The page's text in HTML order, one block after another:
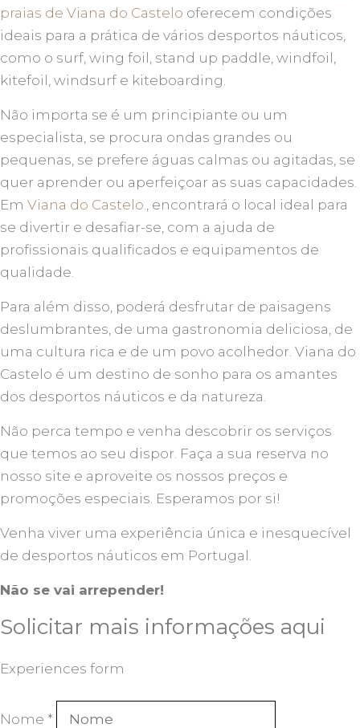
praias de Viana do Castelo oferecem condições
ideais para a prática de vários desportos náuticos,
como o surf, wing foil, stand up paddle, windfoil,
kitefoil, windsurf e kiteboarding.
Não importa se é um principiante ou um
especialista, se procura ondas grandes ou
pequenas, se prefere águas calmas ou agitadas, se
quer aprender ou aperfeiçoar as suas capacidades.
Em Viana do Castelo., encontrará o local ideal para
se divertir e desafiar-se, com a ajuda de
profissionais qualificados e equipamentos de
qualidade.
Para além disso, poderá desfrutar de paisagens
deslumbrantes, de uma gastronomia deliciosa, de
uma cultura rica e de um povo acolhedor. Viana do
Castelo é um destino de sonho para os amantes
dos desportos náuticos e da natureza.
Não perca tempo e venha descobrir os serviços
que temos ao seu dispor. Faça a sua reserva no
nosso site e aproveite os nossos preços e
promoções especiais. Esperamos por si!
Venha viver uma experiência única e inesquecível
de desportos náuticos em Portugal.
Não se vai arrepender!
Solicitar mais informações aqui
Experiences form
Nome *